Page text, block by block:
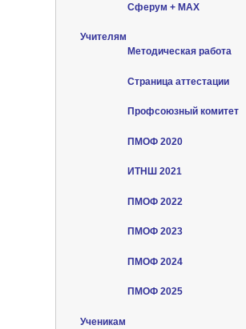
Сферум + MAX
Учителям
Методическая работа
Страница аттестации
Профсоюзный комитет
ПМОФ 2020
ИТНШ 2021
ПМОФ 2022
ПМОФ 2023
ПМОФ 2024
ПМОФ 2025
Ученикам